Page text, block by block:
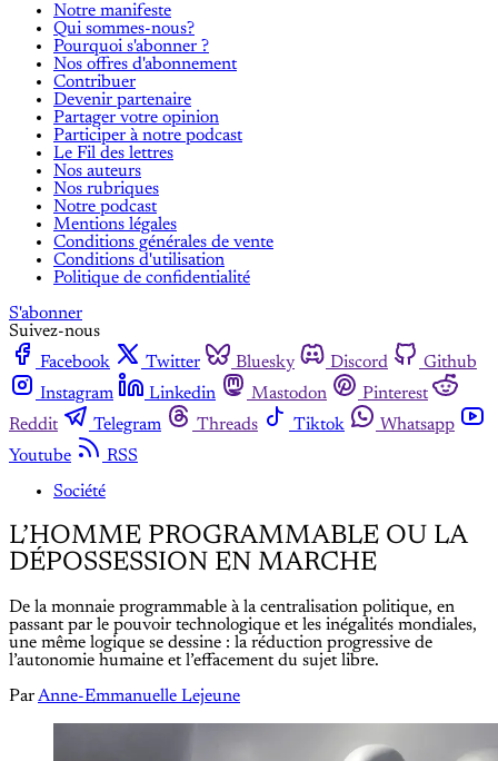
Notre manifeste
Qui sommes-nous?
Pourquoi s'abonner ?
Nos offres d'abonnement
Contribuer
Devenir partenaire
Partager votre opinion
Participer à notre podcast
Le Fil des lettres
Nos auteurs
Nos rubriques
Notre podcast
Mentions légales
Conditions générales de vente
Conditions d'utilisation
Politique de confidentialité
S'abonner
Suivez-nous
Facebook
Twitter Bluesky Discord
Github
Instagram
Linkedin Mastodon
Pinterest
Reddit
Telegram Threads Tiktok
Whatsapp
Youtube
RSS
Société
L’HOMME PROGRAMMABLE OU LA
DÉPOSSESSION EN MARCHE
De la monnaie programmable à la centralisation politique, en
passant par le pouvoir technologique et les inégalités mondiales,
une même logique se dessine : la réduction progressive de
l’autonomie humaine et l’effacement du sujet libre.
ParAnne-Emmanuelle Lejeune